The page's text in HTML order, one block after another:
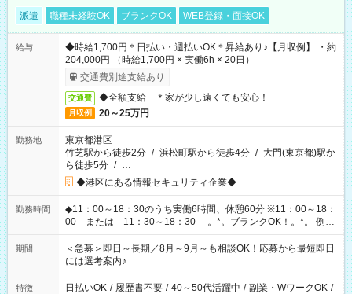
派遣 職種未経験OK ブランクOK WEB登録・面接OK
給与
◆時給1,700円＊日払い・週払いOK＊昇給あり♪【月収例】 ・約
204,000円 （時給1,700円 × 実働6h × 20日）
交通費別途支給あり
交通費 ◆全額支給 ＊家が少し遠くても安心！
月収例 20～25万円
勤務地
東京都港区
竹芝駅から徒歩2分 / 浜松町駅から徒歩4分 / 大門(東京都)駅か
ら徒歩5分 / …
◆港区にある情報セキュリティ企業◆
勤務時間
◆11：00～18：30のうち実働6時間、休憩60分 ※11：00～18：
00 または 11：30～18：30 。*。ブランクOK！。*。 例え
ば前職が、 在宅/財団法人/事務/コールセンター/受付/販売/カフェ
スタッフ スイーツ販売/ホテルフロント/化粧品販売/など 様々な
業界から入社して活躍されています♪
期間
＜急募＞即日～長期／8月～9月～も相談OK！応募から最短即日
には選考案内♪
特徴 日払いOK / 履歴書不要 / 40～50代活躍中 / 副業・WワークOK /